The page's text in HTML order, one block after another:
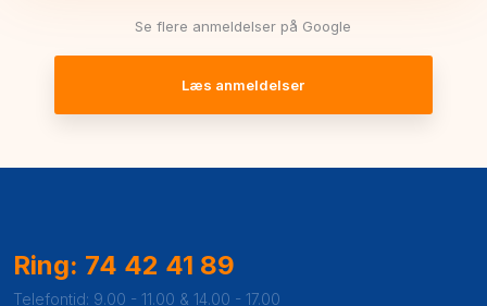
Se flere anmeldelser på Google
Læs anmeldelser
Ring: 74 42 41 89
Telefontid: 9.00 - 11.00 & 14.00 - 17.00